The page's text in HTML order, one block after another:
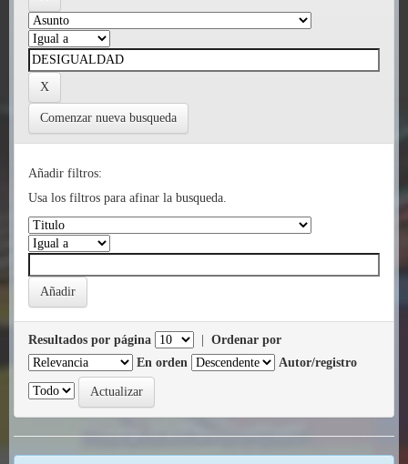
Comenzar nueva busqueda
Añadir filtros:
Usa los filtros para afinar la busqueda.
Resultados por página
Ordenar por
En orden
Autor/registro